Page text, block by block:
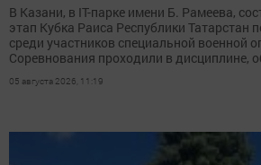
В Казани, в IT-парке имени Б. Рамеева,
этап Кубка Раиса Республики Татарстан
среди участников специальной военной
Соревнования проходили в дисциплине,
05 августа 2026, 11:19